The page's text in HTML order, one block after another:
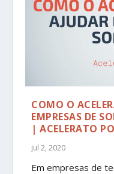
COMO O
EMPRESAS DE
| ACELERATO
jul 2, 2020
Em empresas de